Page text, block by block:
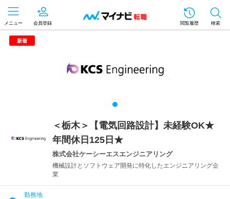
メニュー 会員登録 閲覧履歴 検索
新着
＜栃木＞【電気回路設計】未経験OK★
年間休日125日★
株式会社ケーシーエスエンジニアリング
機械設計とソフトウェア開発に特化したエンジニアリング企
業
勤務地